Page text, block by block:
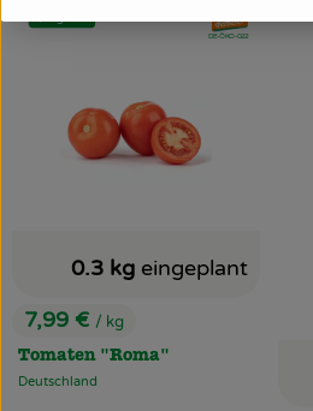
, Preis:
7,99 € / kg
Tomaten "Roma"
, Herkunft:
Deutschland
0.3 kg eingeplant
, Verband:
, Kontrollstelle:
DE-ÖKO-022